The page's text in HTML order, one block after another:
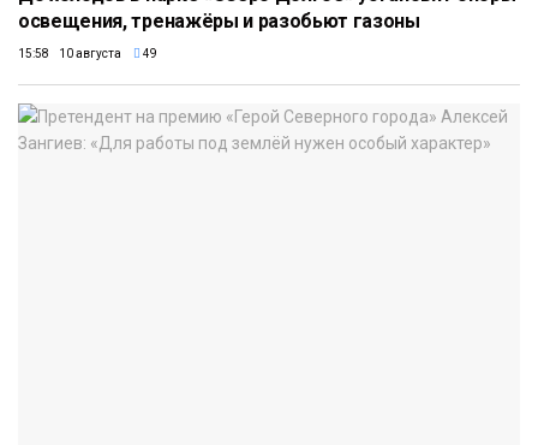
освещения, тренажёры и разобьют газоны
15:58 10 августа 49